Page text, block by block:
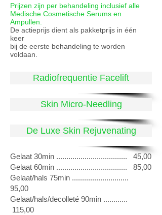
Prijzen zijn per behandeling inclusief alle
Medische Cosmetische Serums en
Ampullen.
De actieprijs dient als pakketprijs in één
keer
bij de eerste behandeling te worden
voldaan.
Radiofrequentie Facelift
Skin Micro-Needling
De Luxe Skin Rejuvenating
Gelaat 30min ................................... 45,00
Gelaat 60min ................................... 85,00
Gelaat/hals 75min ............................
95,00
Gelaat/hals/decolleté 90min ............
115,00